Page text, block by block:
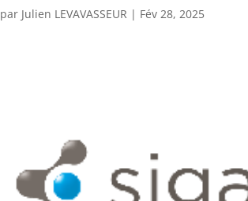
par Julien LEVAVASSEUR | Fév 28, 2025